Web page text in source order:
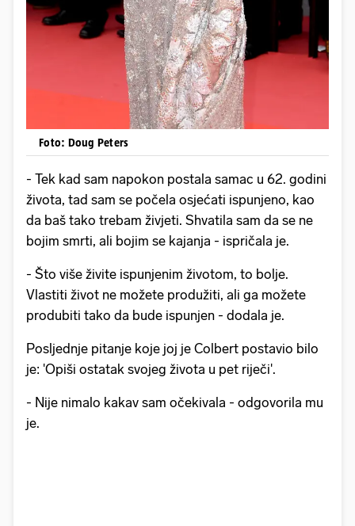
Foto: Doug Peters
- Tek kad sam napokon postala samac u 62. godini
života, tad sam se počela osjećati ispunjeno, kao
da baš tako trebam živjeti. Shvatila sam da se ne
bojim smrti, ali bojim se kajanja - ispričala je.
- Što više živite ispunjenim životom, to bolje.
Vlastiti život ne možete produžiti, ali ga možete
produbiti tako da bude ispunjen - dodala je.
Posljednje pitanje koje joj je Colbert postavio bilo
je: 'Opiši ostatak svojeg života u pet riječi'.
- Nije nimalo kakav sam očekivala - odgovorila mu
je.